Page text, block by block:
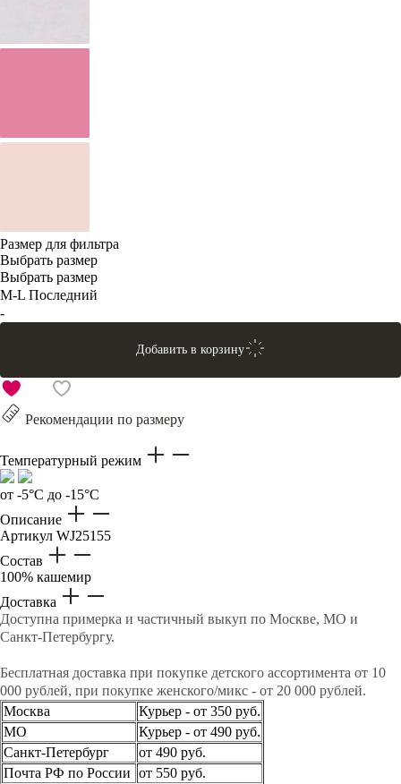
Размер для фильтра
Выбрать размер
Выбрать размер
M-L Последний
-
Добавить в корзину
Рекомендации по размеру
Температурный режим
от -5°C до -15°C
Описание
Артикул WJ25155
Состав
100% кашемир
Доставка
Доступна примерка и частичный выкуп по Москве, МО и
Санкт-Петербургу.
Бесплатная доставка при покупке детского ассортимента от 10
000 рублей, при покупке женского/микс - от 20 000 рублей.
Москва
Курьер - от 350 руб.
МО
Курьер - от 490 руб.
Санкт-Петербург
от 490 руб.
Почта РФ по России от 550 руб.